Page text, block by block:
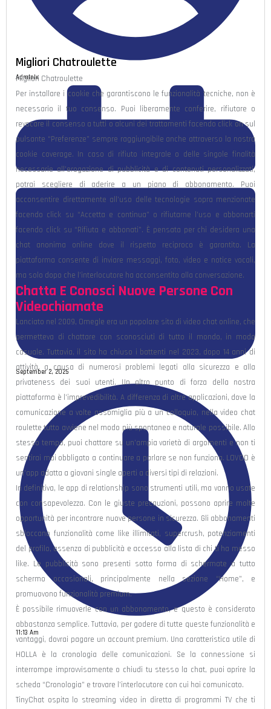
Admlnlx
September 2, 2025
11:13 Am
Migliori Chatroulette
Migliori Chatroulette
Per installare i cookie che garantiscono le funzionalità tecniche, non è
necessario il tuo consenso. Puoi liberamente conferire, rifiutare o
revocare il consenso a tutti o alcuni dei trattamenti facendo click on sul
pulsante “Preferenze” sempre raggiungibile anche attraverso la nostra
cookie coverage. In caso di rifiuto integrale o delle singole finalità
necessarie all’erogazione di pubblicità e di contenuti personalizzati,
potrai scegliere di aderire a un piano di abbonamento. Puoi
acconsentire direttamente all’uso delle tecnologie sopra menzionate
facendo click su “Accetta e continua” o rifiutarne l’uso e abbonarti
facendo click su “Rifiuta e abbonati”. È pensata per chi desidera una
chat anonima online dove il rispetto reciproco è garantito. La
piattaforma consente di inviare messaggi, foto, video e notice vocali,
ma solo dopo che l’interlocutore ha acconsentito alla conversazione.
Chatta E Conosci Nuove Persone Con
Videochiamate
Lanciato nel 2009, Omegle era un popolare sito di video chat online, che
permetteva di chattare con sconosciuti di tutto il mondo, in modo
casuale. Tuttavia, il sito ha chiuso i battenti nel 2023, dopo 14 anni di
attività, a causa di numerosi problemi legati alla sicurezza e alla
privateness dei suoi utenti. Un altro punto di forza della nostra
piattaforma è l’imprevedibilità. A differenza di altre applicazioni, dove la
comunicazione a volte assomiglia più a un colloquio, nella video chat
roulette tutto avviene nel modo più spontaneo e naturale possibile. Allo
stesso tempo, puoi chattare su un’ampia varietà di argomenti e non ti
sentirai mai obbligato a continuare a parlare se non funziona. LOVOO è
un’app adatta a giovani single aperti a diversi tipi di relazioni.
In definitiva, le app di relationship sono strumenti utili, ma vanno usate
con consapevolezza. Con le giuste precauzioni, possono aprire molte
opportunità per incontrare nuove persone in sicurezza. Gli abbonamenti
sbloccano funzionalità come like illimitati, supercrush, potenziamenti
del profilo, assenza di pubblicità e accesso alla lista di chi ti ha messo
like. Le pubblicità sono presenti sotto forma di schermate a tutto
schermo occasionali, principalmente nella sezione “Home”, e
promuovono funzionalità premium.
È possibile rimuoverle con un abbonamento, e questo è considerato
abbastanza semplice. Tuttavia, per godere di tutte queste funzionalità e
vantaggi, dovrai pagare un account premium. Una caratteristica utile di
HOLLA è la cronologia delle comunicazioni. Se la connessione si
interrompe improvvisamente o chiudi tu stesso la chat, puoi aprire la
scheda “Cronologia” e trovare l’interlocutore con cui hai comunicato.
TinyChat ospita lo streaming video in diretta di programmi TV che ti